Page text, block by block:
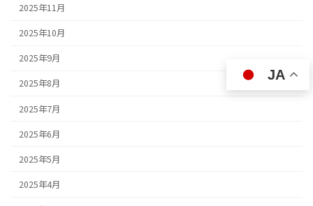
2025年11月
2025年10月
2025年9月
2025年8月
2025年7月
2025年6月
2025年5月
2025年4月
JA